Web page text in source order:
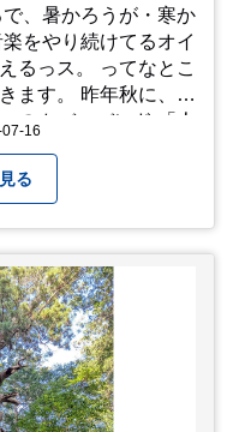
ってなとこ
秋に、娘
カバーバンド 「人
らもアップしてくれ
16
る